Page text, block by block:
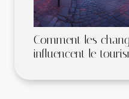
Comment les
influencent le